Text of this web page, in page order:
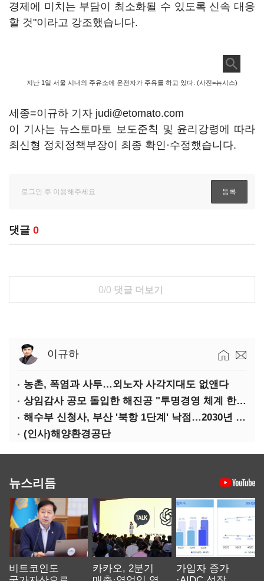
경제에 미치는 부담이 최소화될 수 있도록 신속 대응
할 것"이라고 강조했습니다.
지난 1일 서울 시내의 주유소에 운전자가 주유를 하고 있다. (사진=뉴시스)
세종=이규하 기자 judi@etomato.com
이 기사는 뉴스토마토 보도준칙 및 윤리강령에 따라
최신형 정치정책부장이 최종 확인·수정했습니다.
댓글 0
0/0 댓글 더보기
이규하
농촌, 폭염과 사투…외노자 사각지대도 없앤다
상임감사 공모 돌입한 해진공 "투명경영 체계 한층 강화"
해수부 신청사, 부산 '북항 1단계' 낙점…2030년 완공 목표
(인사)해양환경공단
뉴스리듬
비트코인도
카카오, 2분기
가입자 증가